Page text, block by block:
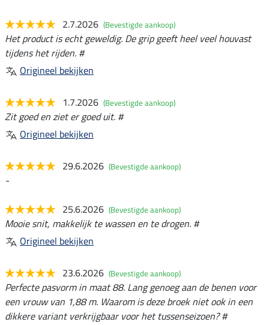
2.7.2026 (Bevestigde aankoop)
Het product is echt geweldig. De grip geeft heel veel houvast
tijdens het rijden. #
Origineel bekijken
1.7.2026 (Bevestigde aankoop)
Zit goed en ziet er goed uit. #
Origineel bekijken
29.6.2026 (Bevestigde aankoop)
-
25.6.2026 (Bevestigde aankoop)
Mooie snit, makkelijk te wassen en te drogen. #
Origineel bekijken
23.6.2026 (Bevestigde aankoop)
Perfecte pasvorm in maat 88. Lang genoeg aan de benen voor
een vrouw van 1,88 m. Waarom is deze broek niet ook in een
dikkere variant verkrijgbaar voor het tussenseizoen? #